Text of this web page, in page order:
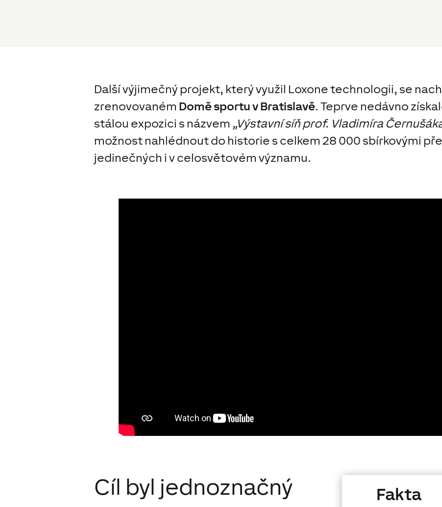
Další výjimečný projekt, který využil Loxone technologii, se
zrenovovaném Domě sportu v Bratislavě. Teprve nedávno
stálou expozici s názvem „Výstavní síň prof. Vladimíra
možnost nahlédnout do historie s celkem 28 000 sbírkovými
jedinečných i v celosvětovém významu.
Cíl byl jednoznačný Fakta